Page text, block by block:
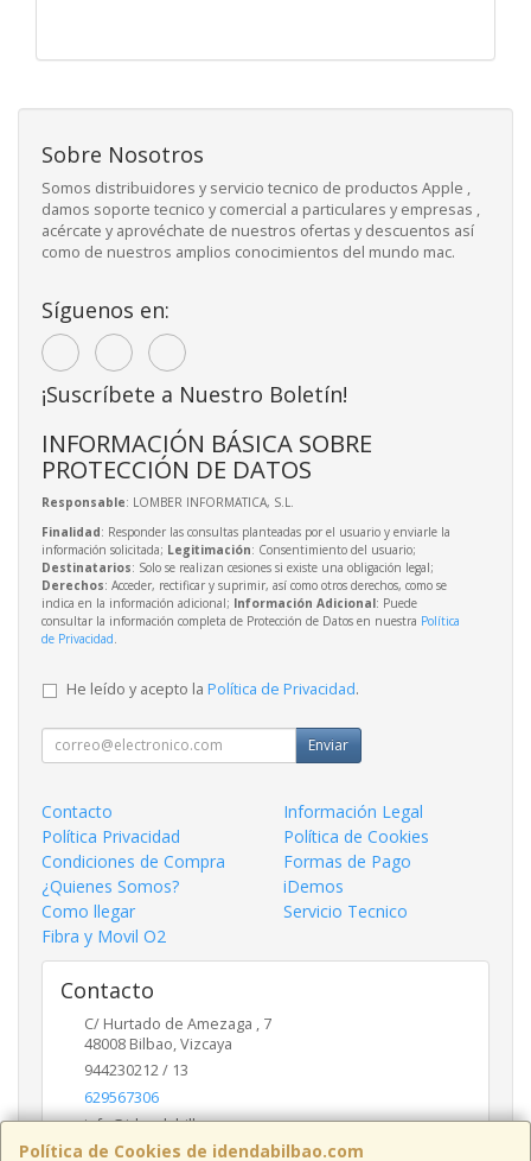
Política de Cookies de idendabilbao.com
Sobre Nosotros
Somos distribuidores y servicio tecnico de productos Apple ,
damos soporte tecnico y comercial a particulares y empresas ,
acércate y aprovéchate de nuestros ofertas y descuentos así
como de nuestros amplios conocimientos del mundo mac.
Síguenos en:
¡Suscríbete a Nuestro Boletín!
INFORMACIÓN BÁSICA SOBRE
PROTECCIÓN DE DATOS
Responsable: LOMBER INFORMATICA, S.L.
Finalidad: Responder las consultas planteadas por el usuario y enviarle la
información solicitada; Legitimación: Consentimiento del usuario;
Destinatarios: Solo se realizan cesiones si existe una obligación legal;
Derechos: Acceder, rectificar y suprimir, así como otros derechos, como se
indica en la información adicional; Información Adicional: Puede
consultar la información completa de Protección de Datos en nuestra Política
de Privacidad
He leído y acepto la Política de Privacidad.
Enviar
Contacto
Información Legal
Política Privacidad
Política de Cookies
Condiciones de Compra
Formas de Pago
¿Quienes Somos?
iDemos
Como llegar
Servicio Tecnico
Fibra y Movil O2
Contacto
C/ Hurtado de Amezaga , 7
48008 Bilbao,Vizcaya
944230212 / 13
629567306
info@idendabilbao.com